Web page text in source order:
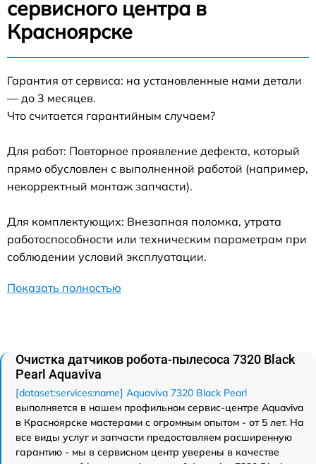
сервисного центра в
Красноярске
Гарантия от сервиса: на установленные нами детали
— до 3 месяцев.
Что считается гарантийным случаем?
Для работ: Повторное проявление дефекта, который
прямо обусловлен с выполненной работой (например,
некорректный монтаж запчасти).
Для комплектующих: Внезапная поломка, утрата
работоспособности или техническим параметрам при
соблюдении условий эксплуатации.
Показать полностью
Очистка датчиков робота-пылесоса 7320 Black
Pearl Aquaviva
[dataset:services:name] Aquaviva 7320 Black Pearl
выполняется в нашем профильном сервис-центре Aquaviva
в Красноярске мастерами с огромным опытом - от 5 лет. На
все виды услуг и запчасти предоставляем расширенную
гарантию - мы в сервисном центр уверены в качестве